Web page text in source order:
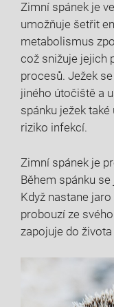
Zimní spánek je
umožňuje šetřit
metabolismus
což snižuje jejich
procesů. Ježek
jiného útočiště a
spánku ježek
riziko infekcí.
Zimní spánek je
Během spánku
Když nastane
probouzí ze
zapojuje do